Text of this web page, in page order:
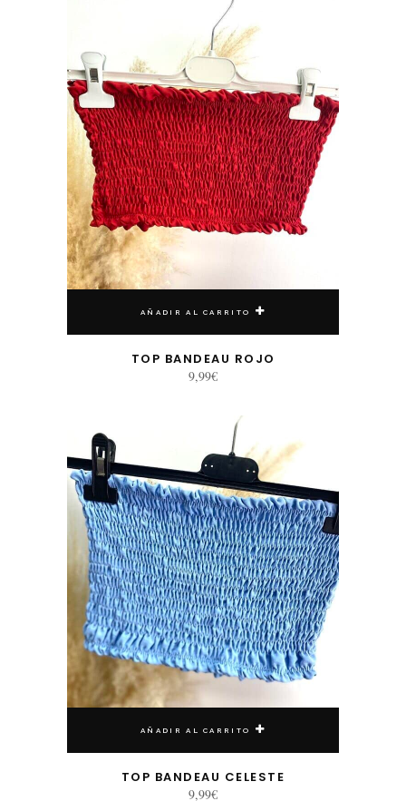
AÑADIR AL CARRITO
TOP BANDEAU ROJO
9,99€
AÑADIR AL CARRITO
TOP BANDEAU CELESTE
9,99€